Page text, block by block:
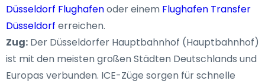
Düsseldorf Flughafenoder einem Flughafen Transfer
Düsseldorf erreichen.
Zug: Der Düsseldorfer Hauptbahnhof (Hauptbahnhof)
ist mit den meisten großen Städten Deutschlands und
Europas verbunden. ICE-Züge sorgen für schnelle